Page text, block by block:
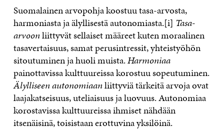
Suomalainen arvopohja koostuu tasa-arvosta,
harmoniasta ja älyllisestä autonomiasta.[i] Tasa-
arvoonliittyvät sellaiset määreet kuten moraalinen
tasavertaisuus, samat perusintressit, yhteistyöhön
sitoutuminen ja huoli muista.Harmoniaa
painottavissa kulttuureissa korostuu sopeutuminen.
Älylliseenautonomiaanliittyviä tärkeitä arvoja ovat
laajakatseisuus, uteliaisuus ja luovuus. Autonomiaa
korostavissa kulttuureissa ihmiset nähdään
itsenäisinä, toisistaan erottuvina yksilöinä.